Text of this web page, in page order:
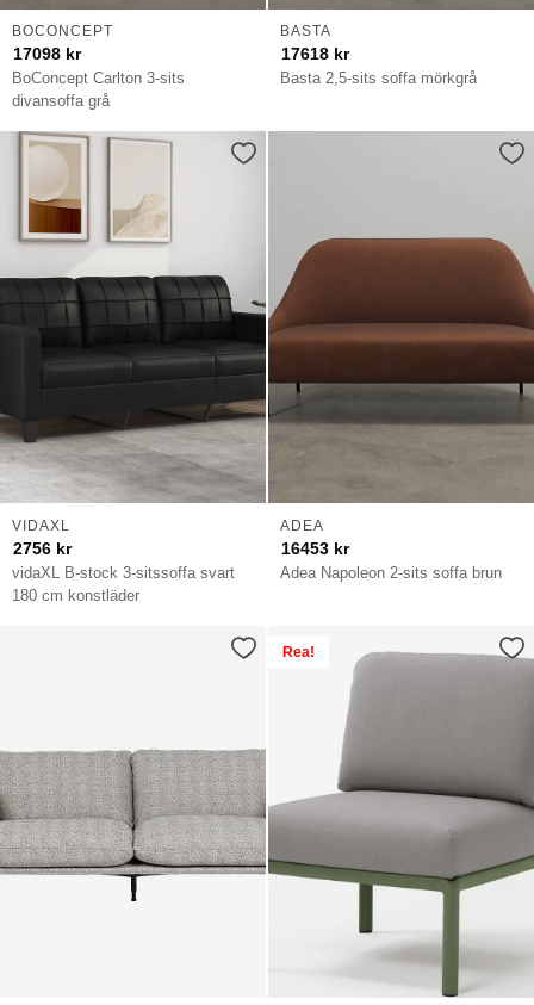
BoConcept Carlton 3-sits
divansoffa grå
BOCONCEPT
17098 kr
Basta 2,5-sits soffa mörkgrå
BASTA
17618 kr
vidaXL B-stock 3-sitssoffa svart
180 cm konstläder
VIDAXL
2756 kr
Adea Napoleon 2-sits soffa brun
ADEA
16453 kr
Rea!